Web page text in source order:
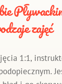
zajęć
1:1,